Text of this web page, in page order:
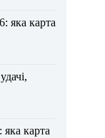
яка карта
карта